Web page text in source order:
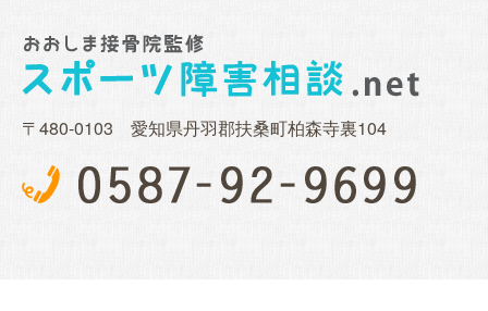
〒480-0103 愛知県丹羽郡扶桑町柏森寺裏104